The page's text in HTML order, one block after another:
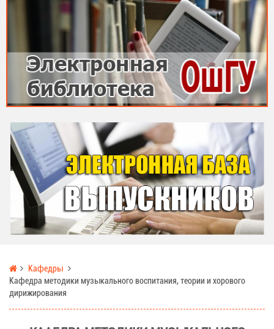
Кафедры
Кафедра методики музыкального воспитания, теории и хорового
дирижирования